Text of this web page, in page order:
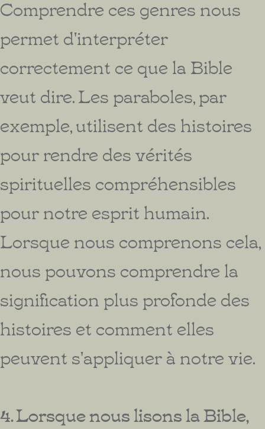
Comprendre ces genres nous
permet d'interpréter
correctement ce que la Bible
veut dire. Les paraboles, par
exemple, utilisent des histoires
pour rendre des vérités
spirituelles compréhensibles
pour notre esprit humain.
Lorsque nous comprenons cela,
nous pouvons comprendre la
signification plus profonde des
histoires et comment elles
peuvent s'appliquer à notre vie.
4. Lorsque nous lisons la Bible,